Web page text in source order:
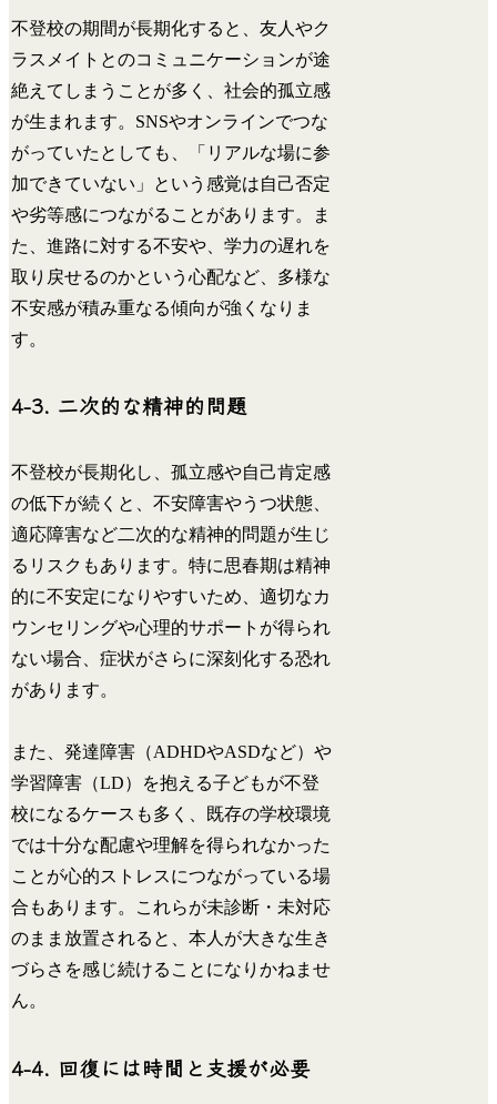
不登校の期間が長期化すると、友人やク
ラスメイトとのコミュニケーションが途
絶えてしまうことが多く、社会的孤立感
が生まれます。SNSやオンラインでつな
がっていたとしても、「リアルな場に参
加できていない」という感覚は自己否定
や劣等感につながることがあります。ま
た、進路に対する不安や、学力の遅れを
取り戻せるのかという心配など、多様な
不安感が積み重なる傾向が強くなりま
す。
4-3. 二次的な精神的問題
不登校が長期化し、孤立感や自己肯定感
の低下が続くと、不安障害やうつ状態、
適応障害など二次的な精神的問題が生じ
るリスクもあります。特に思春期は精神
的に不安定になりやすいため、適切なカ
ウンセリングや心理的サポートが得られ
ない場合、症状がさらに深刻化する恐れ
があります。
また、発達障害（ADHDやASDなど）や
学習障害（LD）を抱える子どもが不登
校になるケースも多く、既存の学校環境
では十分な配慮や理解を得られなかった
ことが心的ストレスにつながっている場
合もあります。これらが未診断・未対応
のまま放置されると、本人が大きな生き
づらさを感じ続けることになりかねませ
ん。
4-4. 回復には時間と支援が必要